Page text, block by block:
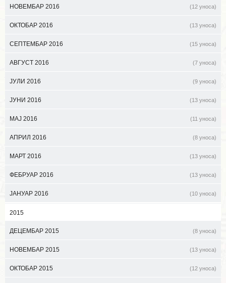
НОВЕМБАР 2016 (12 уноса)
ОКТОБАР 2016 (13 уноса)
СЕПТЕМБАР 2016 (15 уноса)
АВГУСТ 2016 (7 уноса)
ЈУЛИ 2016 (9 уноса)
ЈУНИ 2016 (13 уноса)
МАЈ 2016 (11 уноса)
АПРИЛ 2016 (8 уноса)
МАРТ 2016 (13 уноса)
ФЕБРУАР 2016 (13 уноса)
ЈАНУАР 2016 (10 уноса)
2015
ДЕЦЕМБАР 2015 (8 уноса)
НОВЕМБАР 2015 (13 уноса)
ОКТОБАР 2015 (12 уноса)